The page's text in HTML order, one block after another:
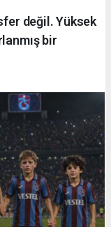
değil. Yüksek
bir